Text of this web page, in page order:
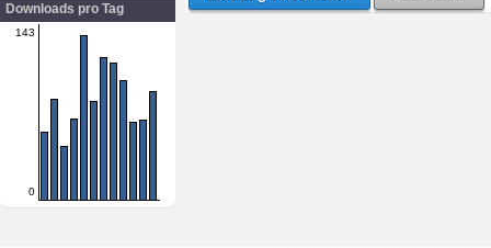
Downloads pro Tag
143
0